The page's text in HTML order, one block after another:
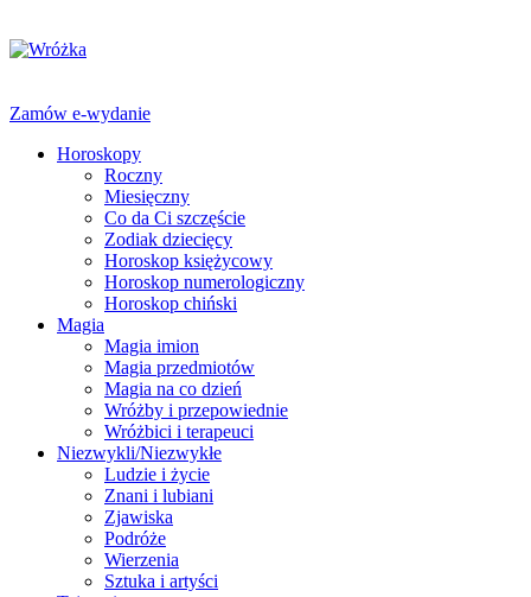
Zamów e-wydanie
Horoskopy
Roczny
Miesięczny
Co da Ci szczęście
Zodiak dziecięcy
Horoskop księżycowy
Horoskop numerologiczny
Horoskop chiński
Magia
Magia imion
Magia przedmiotów
Magia na co dzień
Wróżby i przepowiednie
Wróżbici i terapeuci
Niezwykli/Niezwykłe
Ludzie i życie
Znani i lubiani
Zjawiska
Podróże
Wierzenia
Sztuka i artyści